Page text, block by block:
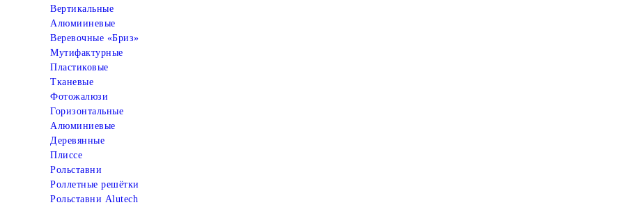
Вертикальные
Алюмииневые
Веревочные «Бриз»
Мутифактурные
Пластиковые
Тканевые
Фотожалюзи
Горизонтальные
Алюминиевые
Деревянные
Плиссе
Рольставни
Роллетные решётки
Рольставни Alutech